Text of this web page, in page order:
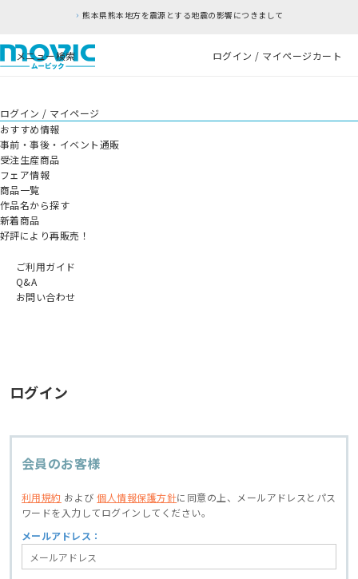
熊本県熊本地方を震源とする地震の影響につきまして
メニュー検索 ログイン / マイページカート
ログイン / マイページ
おすすめ情報
事前・事後・イベント通販
受注生産商品
フェア情報
商品一覧
作品名から探す
新着商品
好評により再販売！
ご利用ガイド
Q&A
お問い合わせ
ログイン
会員のお客様
利用規約 および個人情報保護方針に同意の上、
メールアドレスとパス
ワードを入力してログインしてください。
メールアドレス：